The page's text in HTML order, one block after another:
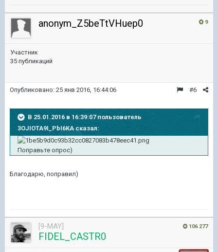
9
anonym_Z5beTtVHuep0
Участник
35 публикаций
#6
Опубликовано: 25 янв 2016, 16:44:06
В 25.01.2016 в 16:39:07 пользователь
3OJIOTA9I_PbI6KA сказал:
Поправьте опрос)
Благодарю, поправил)
106 277
[9-MAY]
FIDEL_CASTR0